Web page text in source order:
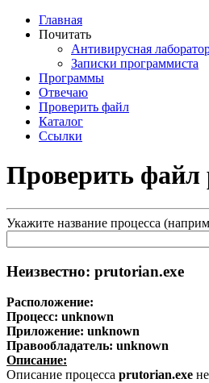
Главная
Почитать
Антивирусная
Записки программиста
Программы
Отвечаю
Проверить файл
Каталог
Ссылки
Проверить файл
Укажите название процесса
Неизвестно: prutorian.exe
Расположение:
Процесс: unknown
Приложение: unknown
Правообладатель: unknown
Описание:
Описание процесса prutorian.exe